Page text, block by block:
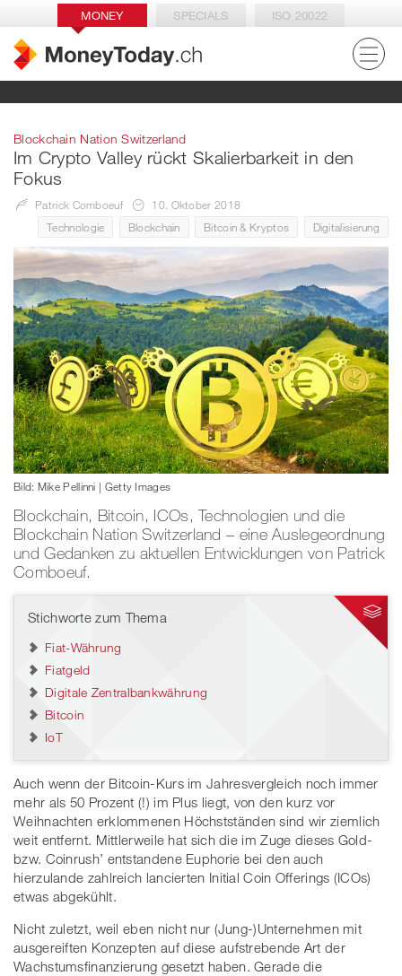
MONEY SPECIALS ISO 20022
Blockchain Nation Switzerland
Im Crypto Valley rückt Skalierbarkeit in den
Fokus
Patrick Comboeuf
10. Oktober 2018
Technologie
Blockchain Bitcoin & Kryptos Digitalisierung
Bild: Mike Pellinni | Getty Images
Blockchain, Bitcoin, ICOs, Technologien und die
Blockchain Nation Switzerland – eine Auslegeordnung
und Gedanken zu aktuellen Entwicklungen von Patrick
Comboeuf.
Stichworte zum Thema
Fiat-Währung
Fiatgeld
Digitale Zentralbankwährung
Bitcoin
IoT
Auch wenn der Bitcoin-Kurs im Jahresvergleich noch immer
mehr als 50 Prozent (!) im Plus liegt, von den kurz vor
Weihnachten erklommenen Höchstständen sind wir ziemlich
weit entfernt. Mittlerweile hat sich die im Zuge dieses Gold-
bzw. Coinrush’ entstandene Euphorie bei den auch
hierzulande zahlreich lancierten Initial Coin Offerings (ICOs)
etwas abgekühlt.
Nicht zuletzt, weil eben nicht nur (Jung-)Unternehmen mit
ausgereiften Konzepten auf diese aufstrebende Art der
Wachstumsfinanzierung gesetzt haben. Gerade die